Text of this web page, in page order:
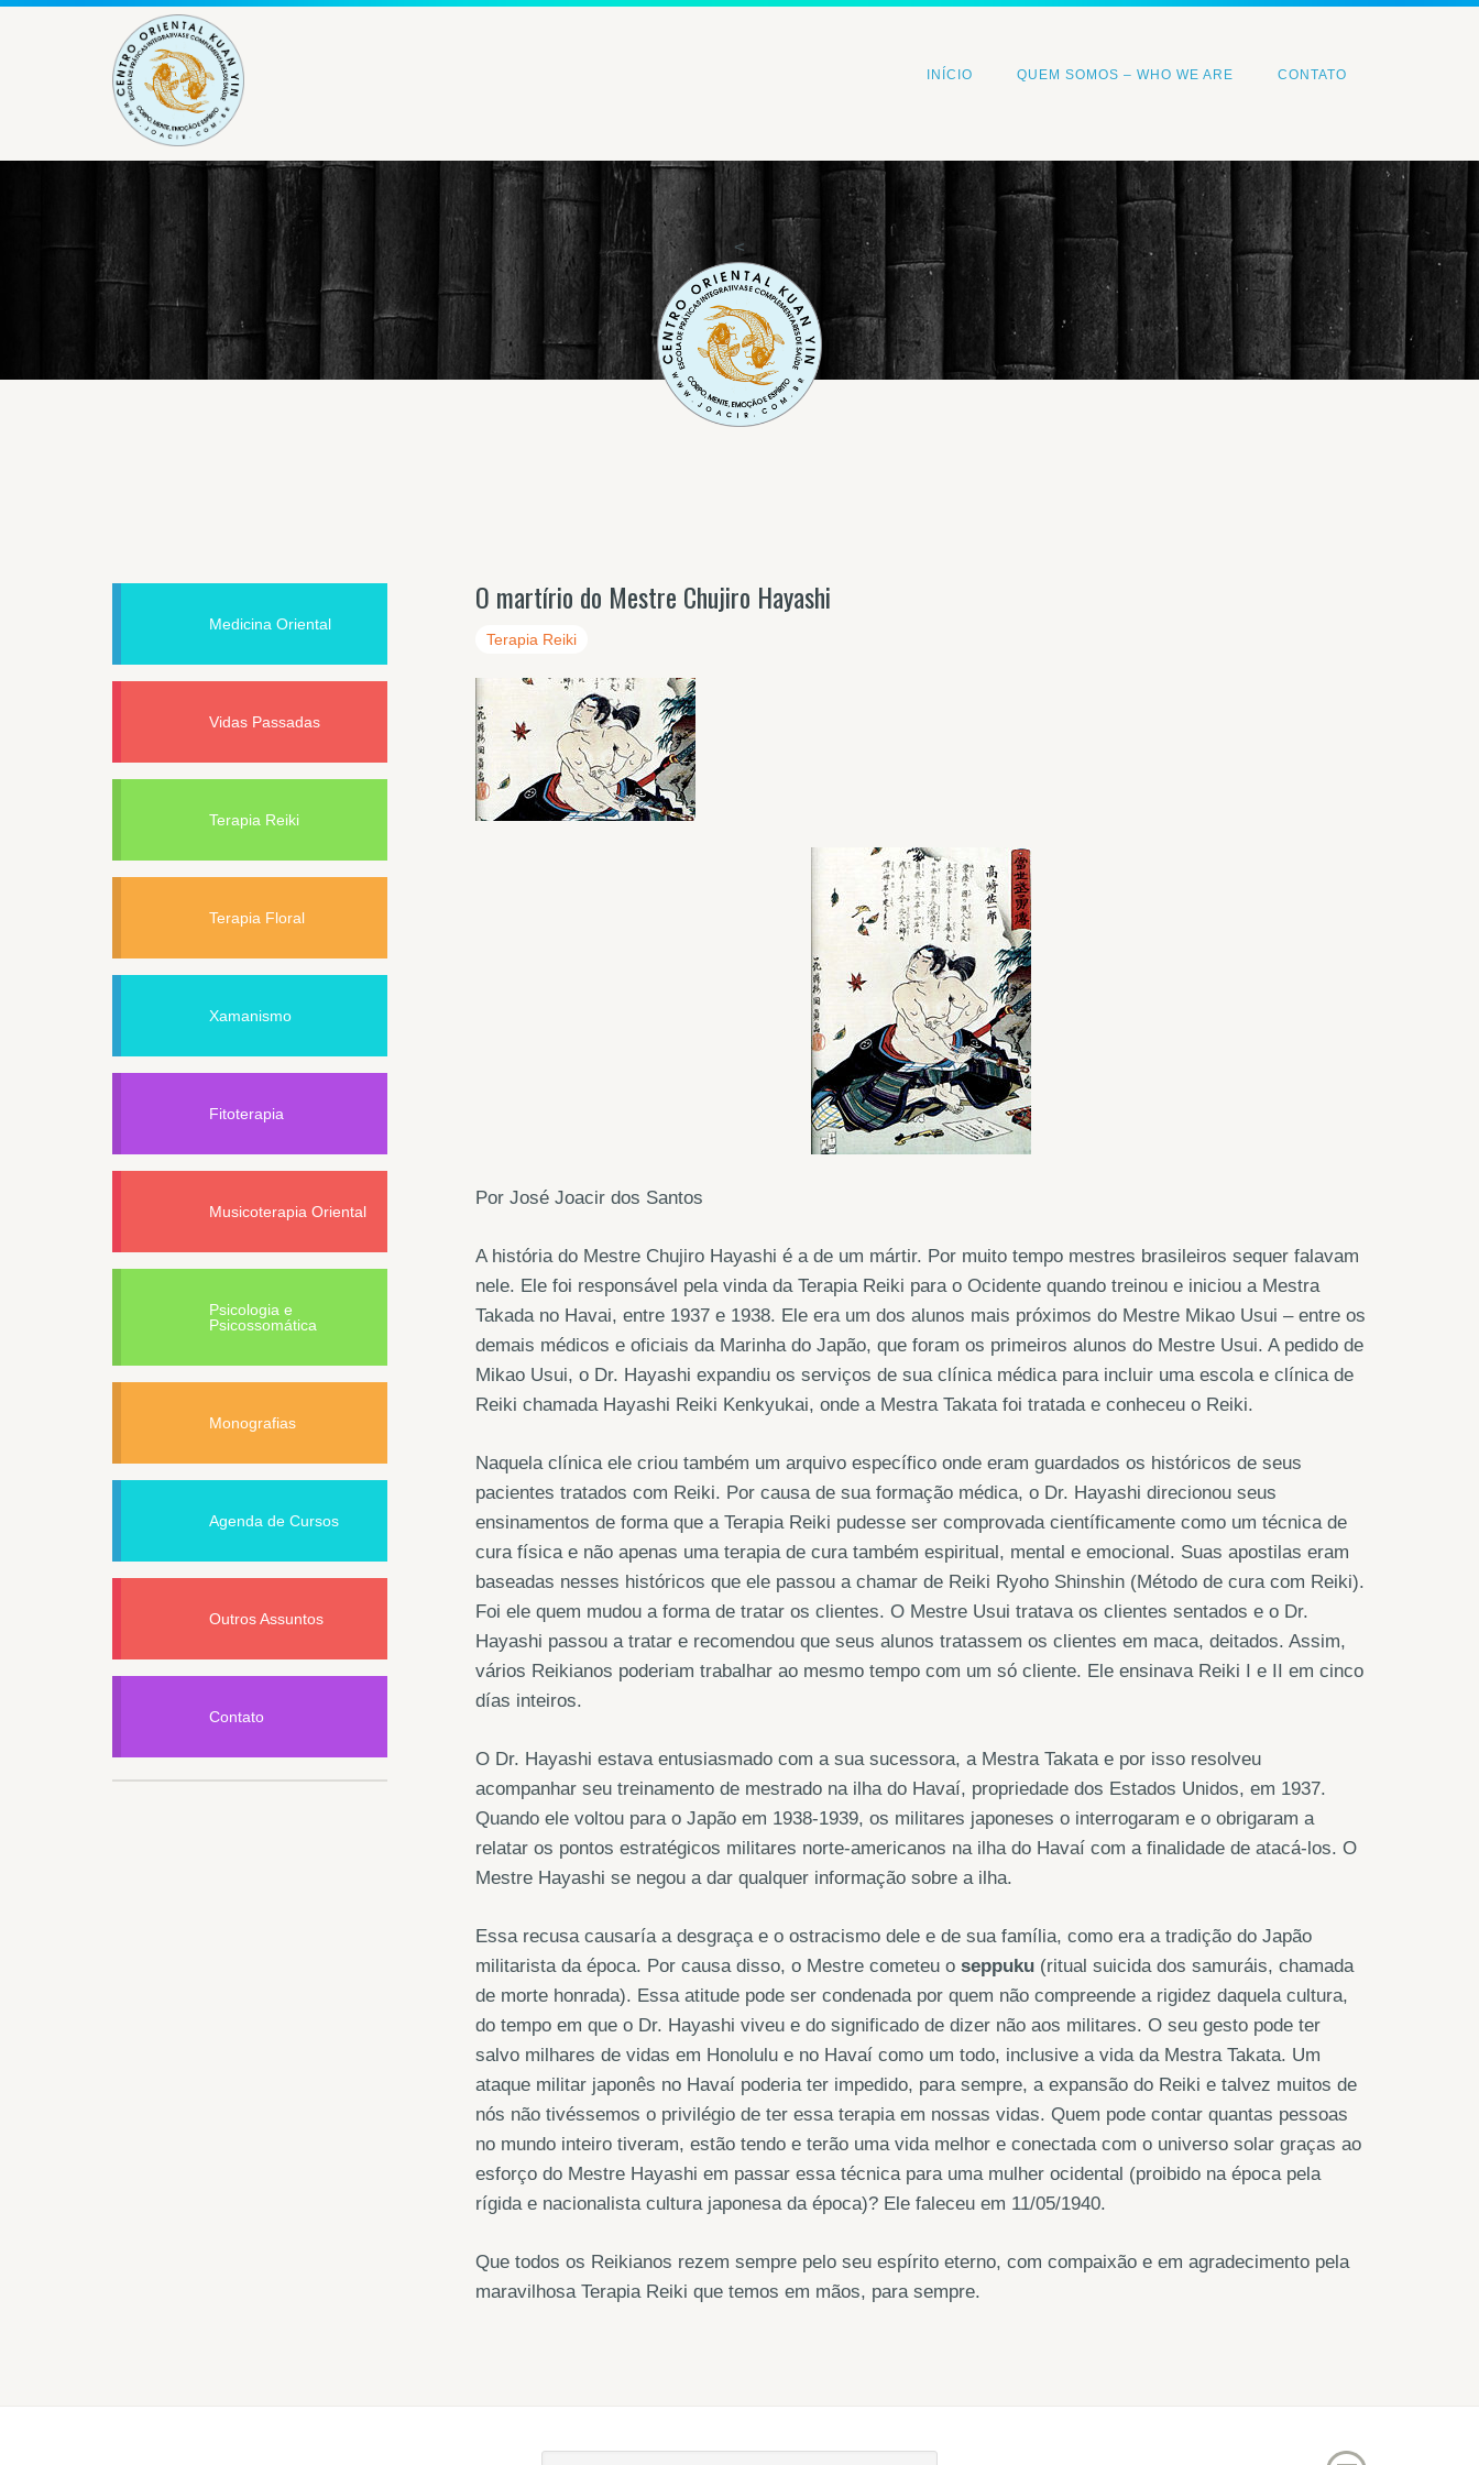
INÍCIO QUEM SOMOS – WHO WE ARE CONTATO
<
O martírio do Mestre Chujiro Hayashi
Terapia Reiki
Por José Joacir dos Santos
A história do Mestre Chujiro Hayashi é a de um mártir. Por muito tempo mestres brasileiros sequer falavam
nele. Ele foi responsável pela vinda da Terapia Reiki para o Ocidente quando treinou e iniciou a Mestra
Takada no Havai, entre 1937 e 1938. Ele era um dos alunos mais próximos do Mestre Mikao Usui – entre os
demais médicos e oficiais da Marinha do Japão, que foram os primeiros alunos do Mestre Usui. A pedido de
Mikao Usui, o Dr. Hayashi expandiu os serviços de sua clínica médica para incluir uma escola e clínica de
Reiki chamada Hayashi Reiki Kenkyukai, onde a Mestra Takata foi tratada e conheceu o Reiki.
Naquela clínica ele criou também um arquivo específico onde eram guardados os históricos de seus
pacientes tratados com Reiki. Por causa de sua formação médica, o Dr. Hayashi direcionou seus
ensinamentos de forma que a Terapia Reiki pudesse ser comprovada científicamente como um técnica de
cura física e não apenas uma terapia de cura também espiritual, mental e emocional. Suas apostilas eram
baseadas nesses históricos que ele passou a chamar de Reiki Ryoho Shinshin (Método de cura com Reiki).
Foi ele quem mudou a forma de tratar os clientes. O Mestre Usui tratava os clientes sentados e o Dr.
Hayashi passou a tratar e recomendou que seus alunos tratassem os clientes em maca, deitados. Assim,
vários Reikianos poderiam trabalhar ao mesmo tempo com um só cliente. Ele ensinava Reiki I e II em cinco
días inteiros.
O Dr. Hayashi estava entusiasmado com a sua sucessora, a Mestra Takata e por isso resolveu
acompanhar seu treinamento de mestrado na ilha do Havaí, propriedade dos Estados Unidos, em 1937.
Quando ele voltou para o Japão em 1938-1939, os militares japoneses o interrogaram e o obrigaram a
relatar os pontos estratégicos militares norte-americanos na ilha do Havaí com a finalidade de atacá-los. O
Mestre Hayashi se negou a dar qualquer informação sobre a ilha.
Essa recusa causaría a desgraça e o ostracismo dele e de sua família, como era a tradição do Japão
militarista da época. Por causa disso, o Mestre cometeu o seppuku (ritual suicida dos samuráis, chamada
de morte honrada). Essa atitude pode ser condenada por quem não compreende a rigidez daquela cultura,
do tempo em que o Dr. Hayashi viveu e do significado de dizer não aos militares. O seu gesto pode ter
salvo milhares de vidas em Honolulu e no Havaí como um todo, inclusive a vida da Mestra Takata. Um
ataque militar japonês no Havaí poderia ter impedido, para sempre, a expansão do Reiki e talvez muitos de
nós não tivéssemos o privilégio de ter essa terapia em nossas vidas. Quem pode contar quantas pessoas
no mundo inteiro tiveram, estão tendo e terão uma vida melhor e conectada com o universo solar graças ao
esforço do Mestre Hayashi em passar essa técnica para uma mulher ocidental (proibido na época pela
rígida e nacionalista cultura japonesa da época)? Ele faleceu em 11/05/1940.
Que todos os Reikianos rezem sempre pelo seu espírito eterno, com compaixão e em agradecimento pela
maravilhosa Terapia Reiki que temos em mãos, para sempre.
Medicina Oriental
Vidas Passadas
Terapia Reiki
Terapia Floral
Xamanismo
Fitoterapia
Musicoterapia Oriental
Psicologia e
Psicossomática
Monografias
Agenda de Cursos
Outros Assuntos
Contato